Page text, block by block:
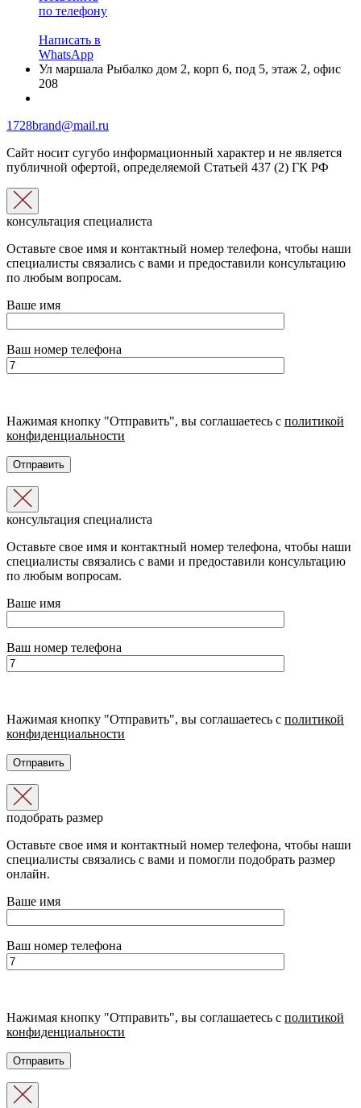
по телефону
Написать в
WhatsApp
Ул маршала Рыбалко дом 2, корп 6, под 5, этаж 2, офис
208
1728brand@mail.ru
Сайт носит сугубо информационный характер и не является
публичной офертой, определяемой Статьей 437 (2) ГК РФ
консультация специалиста
Оставьте свое имя и контактный номер телефона, чтобы наши
специалисты связались с вами и предоставили консультацию
по любым вопросам.
Ваше имя
Ваш номер телефона
Нажимая кнопку "Отправить", вы соглашаетесь с политикой
конфиденциальности
консультация специалиста
Оставьте свое имя и контактный номер телефона, чтобы наши
специалисты связались с вами и предоставили консультацию
по любым вопросам.
Ваше имя
Ваш номер телефона
Нажимая кнопку "Отправить", вы соглашаетесь с политикой
конфиденциальности
подобрать размер
Оставьте свое имя и контактный номер телефона, чтобы наши
специалисты связались с вами и помогли подобрать размер
онлайн.
Ваше имя
Ваш номер телефона
Нажимая кнопку "Отправить", вы соглашаетесь с политикой
конфиденциальности